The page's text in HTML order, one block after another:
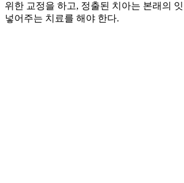
위한 교정을 하고, 정출된 치아는 본래의
넣어주는 치료를 해야 한다.